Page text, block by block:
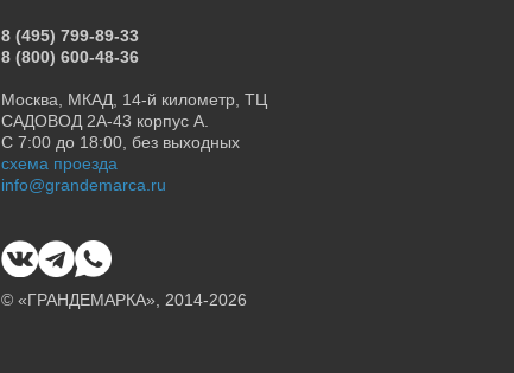
8 (495) 799-89-33
8 (800) 600-48-36
Москва, МКАД, 14-й километр, ТЦ
САДОВОД 2А-43 корпус А.
С 7:00 до 18:00, без выходных
схема проезда
info@grandemarca.ru
© «ГРАНДЕМАРКА», 2014-2026